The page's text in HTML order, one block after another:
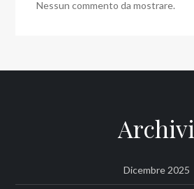
Nessun commento da mostrare.
Archivi
Dicembre 2025